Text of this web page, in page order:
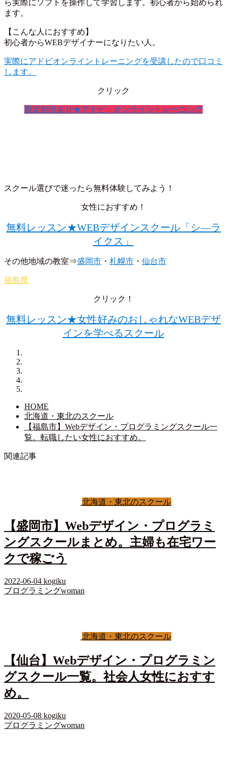
ら実際にソフトを操作して学習します。初心者から始められ
ます。
【こんな人におすすめ】
初心者からWEBデザイナーになりたい人。
実際にアドビオンライントレーニングを受講したので口コミ
します。
クリック
限定割引あり★アドビ・オンライントレーニング
スクール選びで迷ったら無料体験してみよう！
女性におすすめ！
無料レッスン★WEBデザインスクール「シ―ラ
イクス」
その他地域の教室⇒盛岡市 ・ 札幌市 ・ 仙台市
福島県
クリック！
無料レッスン★女性好みのおしゃれなWEBデザ
インを学べるスクール
HOME
北海道・東北のスクール
【福島市】Webデザイン・プログラミングスクール一
覧。転職したい女性におすすめ。
関連記事
北海道・東北のスクール
【盛岡市】Webデザイン・プログラミ
ングスクールまとめ。主婦も在宅ワー
クで稼ごう
2022-06-04 kogiku
プログラミングwoman
北海道・東北のスクール
【仙台】Webデザイン・プログラミン
グスクール一覧。社会人女性におすす
め。
2020-05-08 kogiku
プログラミングwoman